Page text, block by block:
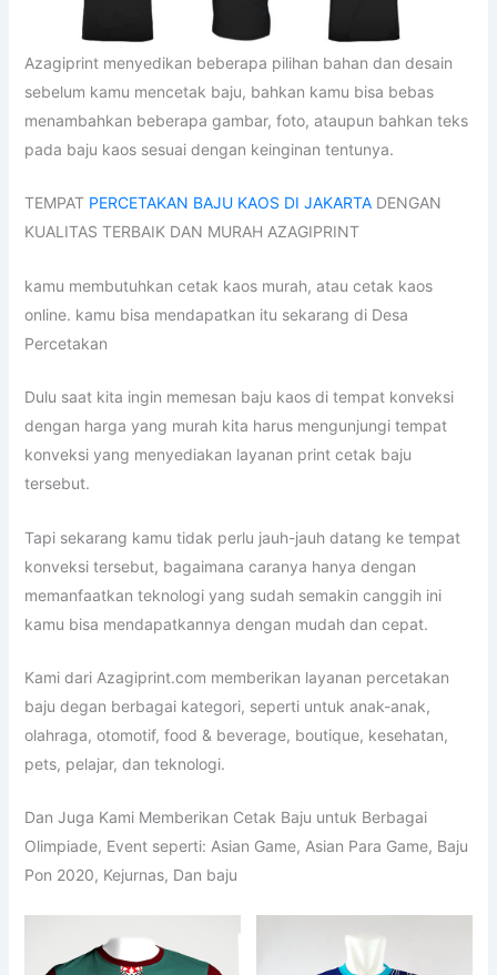
Azagiprint menyedikan beberapa pilihan bahan dan desain
sebelum kamu mencetak baju, bahkan kamu bisa bebas
menambahkan beberapa gambar, foto, ataupun bahkan teks
pada baju kaos sesuai dengan keinginan tentunya.
TEMPAT PERCETAKAN BAJU KAOS DI JAKARTADENGAN
KUALITAS TERBAIK DAN MURAH AZAGIPRINT
kamu membutuhkan cetak kaos murah, atau cetak kaos
online. kamu bisa mendapatkan itu sekarang di Desa
Percetakan
Dulu saat kita ingin memesan baju kaos di tempat konveksi
dengan harga yang murah kita harus mengunjungi tempat
konveksi yang menyediakan layanan print cetak baju
tersebut.
Tapi sekarang kamu tidak perlu jauh-jauh datang ke tempat
konveksi tersebut, bagaimana caranya hanya dengan
memanfaatkan teknologi yang sudah semakin canggih ini
kamu bisa mendapatkannya dengan mudah dan cepat.
Kami dari Azagiprint.com memberikan layanan percetakan
baju degan berbagai kategori, seperti untuk anak-anak,
olahraga, otomotif, food & beverage, boutique, kesehatan,
pets, pelajar, dan teknologi.
Dan Juga Kami Memberikan Cetak Baju untuk Berbagai
Olimpiade, Event seperti: Asian Game, Asian Para Game, Baju
Pon 2020, Kejurnas, Dan baju